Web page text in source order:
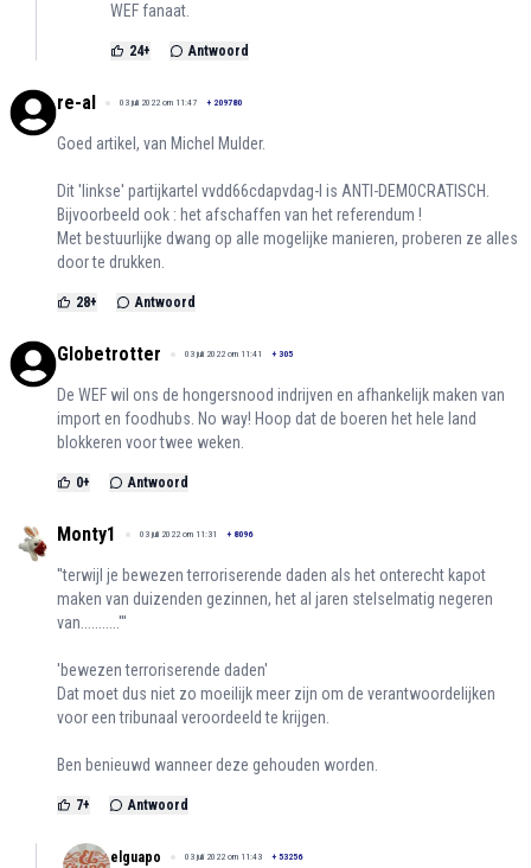
WEF fanaat.
24+ Antwoord
re-al 03 juli 2022 om 11:47 + 209780
Goed artikel, van Michel Mulder.
Dit 'linkse' partijkartel vvdd66cdapvdag-l is ANTI-DEMOCRATISCH.
Bijvoorbeeld ook : het afschaffen van het referendum !
Met bestuurlijke dwang op alle mogelijke manieren, proberen ze alles
door te drukken.
28+ Antwoord
Globetrotter 03 juli 2022 om 11:41 + 305
De WEF wil ons de hongersnood indrijven en afhankelijk maken van
import en foodhubs. No way! Hoop dat de boeren het hele land
blokkeren voor twee weken.
0+ Antwoord
Monty1 03 juli 2022 om 11:31 + 8096
''terwijl je bewezen terroriserende daden als het onterecht kapot
maken van duizenden gezinnen, het al jaren stelselmatig negeren
van...........'''
'bewezen terroriserende daden'
Dat moet dus niet zo moeilijk meer zijn om de verantwoordelijken
voor een tribunaal veroordeeld te krijgen.
Ben benieuwd wanneer deze gehouden worden.
7+ Antwoord
elguapo 03 juli 2022 om 11:43 + 53256